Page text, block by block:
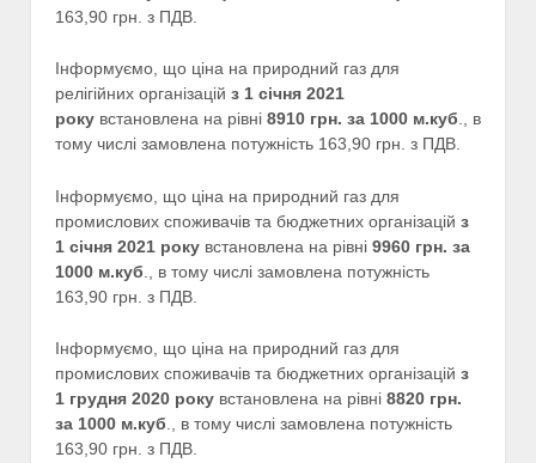
163,90 грн. з ПДВ.
Інформуємо, що ціна на природний газ для
релігійних організацій з 1 січня 2021
року встановлена на рівні 8910 грн. за 1000 м.куб ., в
тому числі замовлена потужність 163,90 грн. з ПДВ.
Інформуємо, що ціна на природний газ для
промислових споживачів та бюджетних організацій з
1 січня 2021 року встановлена на рівні 9960 грн. за
1000 м.куб ., в тому числі замовлена потужність
163,90 грн. з ПДВ.
Інформуємо, що ціна на природний газ для
промислових споживачів та бюджетних організацій з
1 грудня 2020 року встановлена на рівні 8820 грн.
за 1000 м.куб ., в тому числі замовлена потужність
163,90 грн. з ПДВ.